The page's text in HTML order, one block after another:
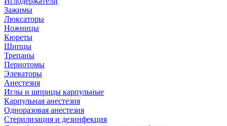
Зажимы
Люксаторы
Ножницы
Кюреты
Шипцы
Трепаны
Периотомы
Элеваторы
Анестезия
Иглы и шприцы карпульные
Карпульная анестезия
Одноразовая анестезия
Стерилизация и дезинфекция